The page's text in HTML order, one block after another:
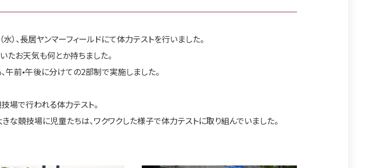
）、長居ヤンマーフィールドにて体力テストを行いました。
たお天気も何とか持ちました。
午前•午後に分けての2部制で実施しました。
場で行われる体力テスト。
きな競技場に児童たちは、ワクワクした様子で体力テストに取り組んでいました。